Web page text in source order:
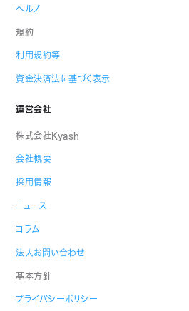
ヘルプ
規約
利用規約等
資金決済法に基づく表示
運営会社
株式会社Kyash
会社概要
採用情報
ニュース
コラム
法人お問い合わせ
基本方針
プライバシーポリシー